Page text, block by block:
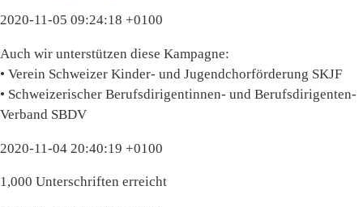
2020-11-05 09:24:18 +0100
Auch wir unterstützen diese Kampagne:
• Verein Schweizer Kinder- und Jugendchorförderung SKJF
• Schweizerischer Berufsdirigentinnen- und Berufsdirigenten-
Verband SBDV
2020-11-04 20:40:19 +0100
1,000 Unterschriften erreicht